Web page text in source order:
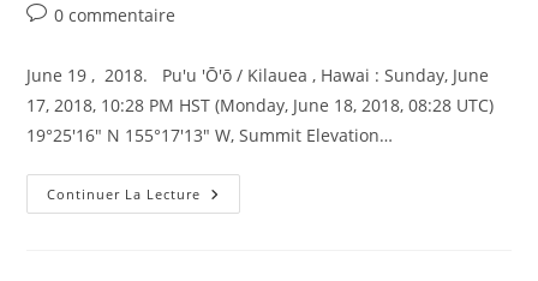
Commentaires
publication :
0 commentaire
June 19 , 2018. Pu'u 'Ō'ō / Kilauea , Hawai : Sunday, June
17, 2018, 10:28 PM HST (Monday, June 18, 2018, 08:28 UTC)
19°25'16" N 155°17'13" W, Summit Elevation…
Continuer La Lecture June
19